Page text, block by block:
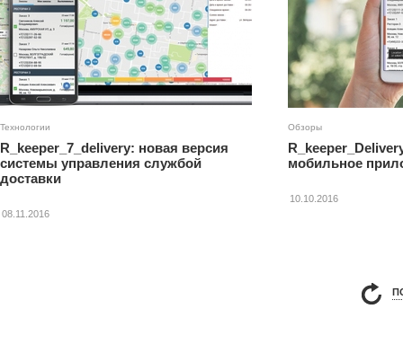
Технологии
R_keeper_7_delivery: новая версия
системы управления службой
доставки
08.11.2016
Обзоры
мобильное
10.10.2016